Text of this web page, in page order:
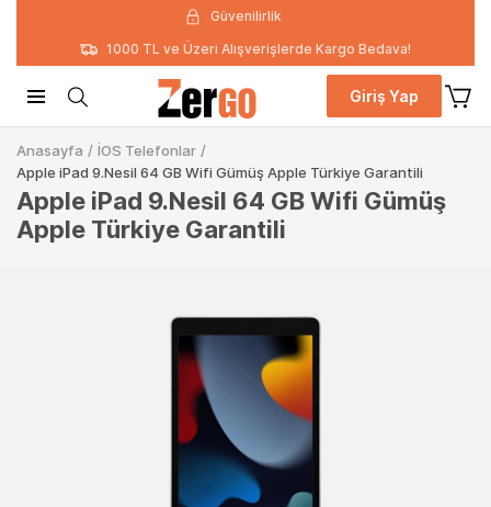
Güvenilirlik
1000 TL ve Üzeri Alışverişlerde Kargo Bedava!
Giriş Yap
Anasayfa / İOS Telefonlar /
Apple iPad 9.Nesil 64 GB Wifi Gümüş Apple Türkiye Garantili
Apple iPad 9.Nesil 64 GB Wifi Gümüş
Apple Türkiye Garantili